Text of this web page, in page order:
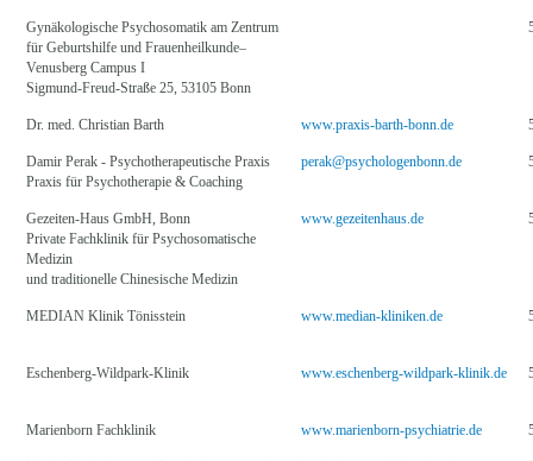
Gynäkologische Psychosomatik am Zentrum
für Geburtshilfe und Frauenheilkunde–
Venusberg Campus I
Sigmund-Freud-Straße 25, 53105 Bonn
Dr. med. Christian Barth www.praxis-barth-bonn.de
Damir Perak - Psychotherapeutische Praxis
Praxis für Psychotherapie & Coaching
perak@psychologenbonn.de
Gezeiten-Haus GmbH, Bonn
Private Fachklinik für Psychosomatische
Medizin
und traditionelle Chinesische Medizin
www.gezeitenhaus.de
MEDIAN Klinik Tönisstein www.median-kliniken.de
Eschenberg-Wildpark-Klinik www.eschenberg-wildpark-klinik.de
Marienborn Fachklinik www.marienborn-psychiatrie.de